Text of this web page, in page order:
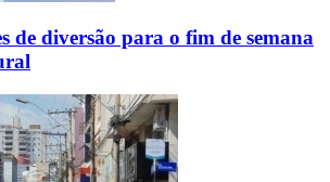
de diversão para o fim de semana